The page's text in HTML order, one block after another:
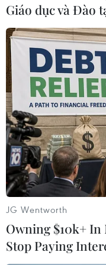
#Hoa anh đào Nhật
Giáo dục và Đào
JG Wentworth
Owning $10k+
Stop Paying